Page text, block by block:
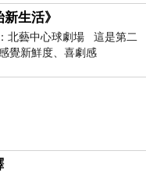
生活》
北藝中心球劇場 這是第二
覺新鮮度、喜劇感